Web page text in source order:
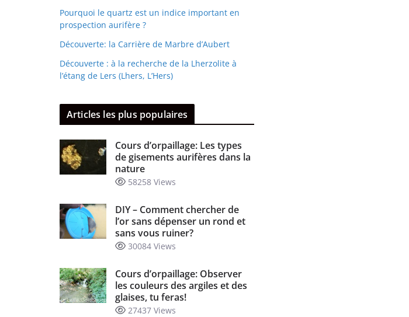
Pourquoi le quartz est un indice important en
prospection aurifère ?
Découverte: la Carrière de Marbre d’Aubert
Découverte : à la recherche de la Lherzolite à
l’étang de Lers (Lhers, L’Hers)
Articles les plus populaires
Cours d’orpaillage: Les types
de gisements aurifères dans la
nature
58258 Views
DIY – Comment chercher de
l’or sans dépenser un rond et
sans vous ruiner?
30084 Views
Cours d’orpaillage: Observer
les couleurs des argiles et des
glaises, tu feras!
27437 Views